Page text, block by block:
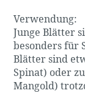
Verwendung:
Junge Blätter
besonders für
Blätter sind
Spinat) oder
Mangold)